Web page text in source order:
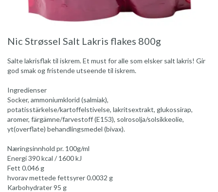
Nic Strøssel Salt Lakris flakes 800g
Salte lakrisflak til iskrem. Et must for alle som elsker salt lakris! Gir
god smak og fristende utseende til iskrem.
Ingredienser
Socker, ammoniumklorid (salmiak),
potatisstärkelse/kartoffelstivelse, lakritsextrakt, glukossirap,
aromer, färgämne/farvestoff (E153), solrosolja/solsikkeolie,
yt(overflate) behandlingsmedel (bivax).
Næringsinnhold pr. 100g/ml
Energi 390 kcal / 1600 kJ
Fett 0.046 g
hvorav mettede fettsyrer 0.0032 g
Karbohydrater 95 g